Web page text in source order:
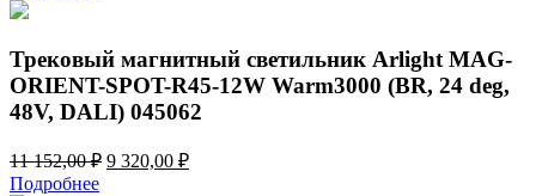
Трековый магнитный светильник Arlight MAG-
ORIENT-SPOT-R45-12W Warm3000 (BR, 24 deg,
48V, DALI) 045062
11 152,00₽ Первоначальная
9 320,00 ₽Текущая
Подробнее